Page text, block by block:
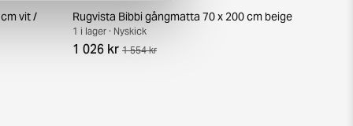
vit / Rugvista Bibbi gångmatta 70 x 200 cm beige
1 i lager · Nyskick
1 026 kr 1 554 kr